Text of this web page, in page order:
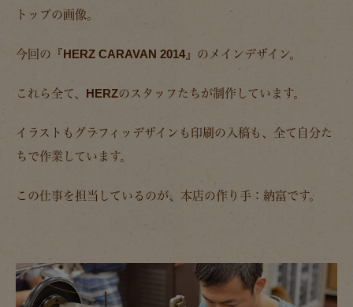
トップの画像。
今回の『HERZ CARAVAN 2014』のメインデザイン。
これら全て、HERZのスタッフたちが制作しています。
イラストもグラフィッデザインも印刷の入稿も、全て自分た
ちで作業しています。
この仕事を担当しているのが、本店の作り手：納富です。